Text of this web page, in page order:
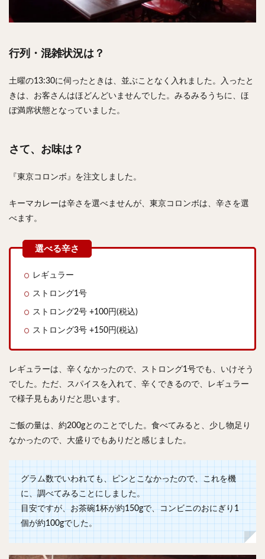
行列・混雑状況は？
土曜の13:30に伺ったときは、並ぶことなく入れました。入ったと
きは、お客さんはほどんどいませんでした。みるみるうちに、ほ
ぼ満席状態となっていました。
さて、お味は？
『東京コロンボ』を注文しました。
キーマカレーは辛さを選べませんが、東京コロンボは、辛さを選
べます。
レギュラー
ストロング1号
ストロング2号 +100円(税込)
ストロング3号 +150円(税込)
レギュラーは、辛くなかったので、ストロング1号でも、いけそう
でした。ただ、スパイスを入れて、辛くできるので、レギュラー
で様子見もありだと思います。
ご飯の量は、約200gとのことでした。食べてみると、少し物足り
なかったので、大盛りでもありだと感じました。
グラム数でいわれても、ピンとこなかったので、これを機
に、調べてみることにしました。
目安ですが、お茶碗1杯が約150gで、コンビニのおにぎり1
個が約100gでした。